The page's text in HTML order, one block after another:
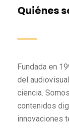
Quiénes
Fundada en
del
ciencia.
contenidos
innovaciones